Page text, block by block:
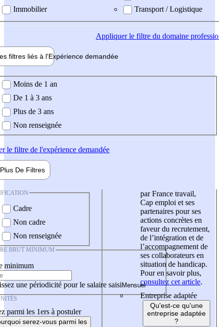
Immobilier
Transport / Logistique
Appliquerle filtre du domaine
filtres liés à l'Expérience demandée
demandée
Moins de 1 an
De 1 à 3 ans
Plus de 3 ans
Non renseignée
le filtre de l'expérience demandée
Plus De Filtres
Cadre
Non cadre
Non renseignée
BRUT MINIMUM
minimum
une périodicité pour le salaire saisi
parmi les 1ers à postuler
serez-vous parmi les
par France travail,
Cap emploi et ses
partenaires pour ses
actions concrètes en
faveur du recrutement,
de l’intégration et de
l’accompagnement de
ses collaborateurs en
situation de handicap.
Pour en savoir plus,
consultez cet article.
Entreprise adaptée
Qu'est-ce qu'une
entreprise adaptée
?